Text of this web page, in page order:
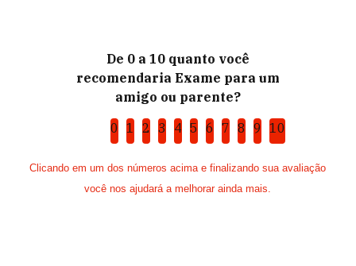
De 0 a 10 quanto você
recomendaria Exame para um
amigo ou parente?
0 1 2 3 4 5 6 7 8 9 10
Clicando em um dos números acima e finalizando sua avaliação
você nos ajudará a melhorar ainda mais.